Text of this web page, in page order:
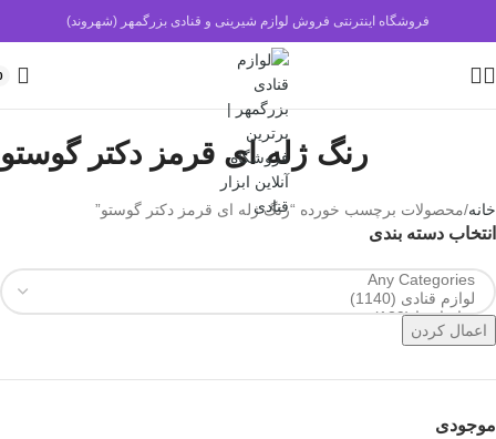
فروشگاه اینترنتی فروش لوازم شیرینی و قنادی بزرگمهر (شهروند)
رنگ ژله ای قرمز دکتر گوستو
خانه محصولات برچسب خورده “رنگ ژله ای قرمز دکتر گوستو”
انتخاب دسته بندی
اعمال کردن
موجودی